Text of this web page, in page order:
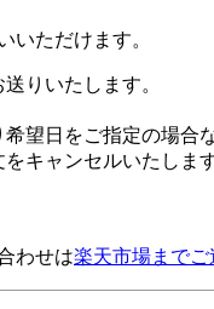
いただけます。
りいたします。
望日をご指定の場合
キャンセルいたします
わせは楽天市場までご